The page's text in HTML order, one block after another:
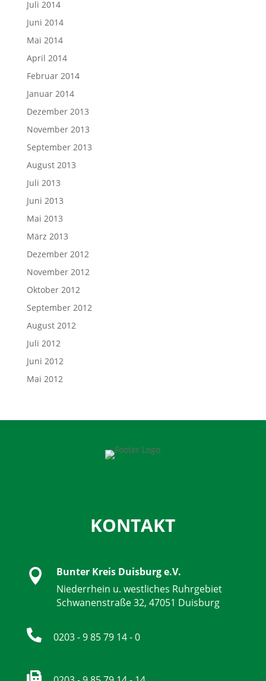
Juli 2014
Juni 2014
Mai 2014
April 2014
Februar 2014
Januar 2014
Dezember 2013
November 2013
September 2013
August 2013
Juli 2013
Juni 2013
Mai 2013
März 2013
Dezember 2012
November 2012
Oktober 2012
September 2012
August 2012
Juli 2012
Juni 2012
Mai 2012
KONTAKT

Bunter Kreis Duisburg e.V.
Niederrhein u. westliches Ruhrgebiet
Schwanenstraße 32, 47051 Duisburg
 0203 - 9 85 79 14 - 0
